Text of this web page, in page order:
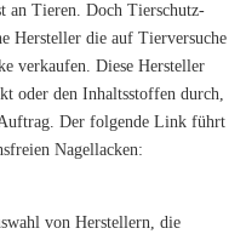
an Tieren. Doch Tierschutz-
Hersteller die auf Tierversuche
verkaufen. Diese Hersteller
oder den Inhaltsstoffen durch,
Der folgende Link führt
Nagellacken:
von Herstellern, die